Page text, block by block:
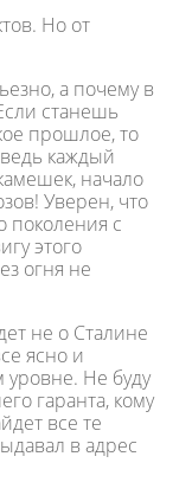
Но от
а почему в
станешь
прошлое, то
каждый
начало
Уверен, что
поколения с
этого
огня не
не о Сталине
ясно и
Не буду
гаранта, кому
все те
в адрес